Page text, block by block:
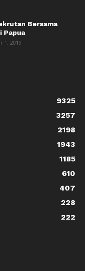
Bersama
Papua
1, 2019
9325
3257
2198
1943
1185
610
407
228
222